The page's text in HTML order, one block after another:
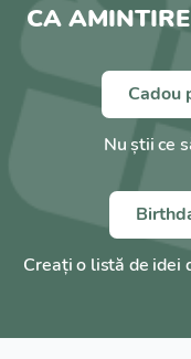
CA
Cadou
Nu știi ce
Creați o listă de idei